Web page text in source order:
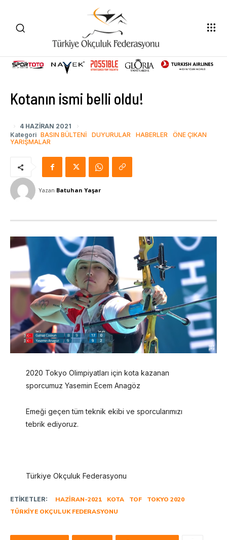
Kotanın ismi belli oldu!
4 HAZIRAN 2021
Kategori BASIN BÜLTENI DUYURULAR HABERLER
ÖNE ÇIKAN
YARIŞMALAR
Yazan Batuhan Yaşar
2020 Tokyo Olimpiyatları için kota kazanan
sporcumuz Yasemin Ecem Anagöz
Emeği geçen tüm teknik ekibi ve sporcularımızı
tebrik ediyoruz.
Türkiye Okçuluk Federasyonu
ETIKETLER: HAZIRAN-2021 KOTA TOF
TOKYO 2020
TÜRKIYE OKÇULUK FEDERASYONU